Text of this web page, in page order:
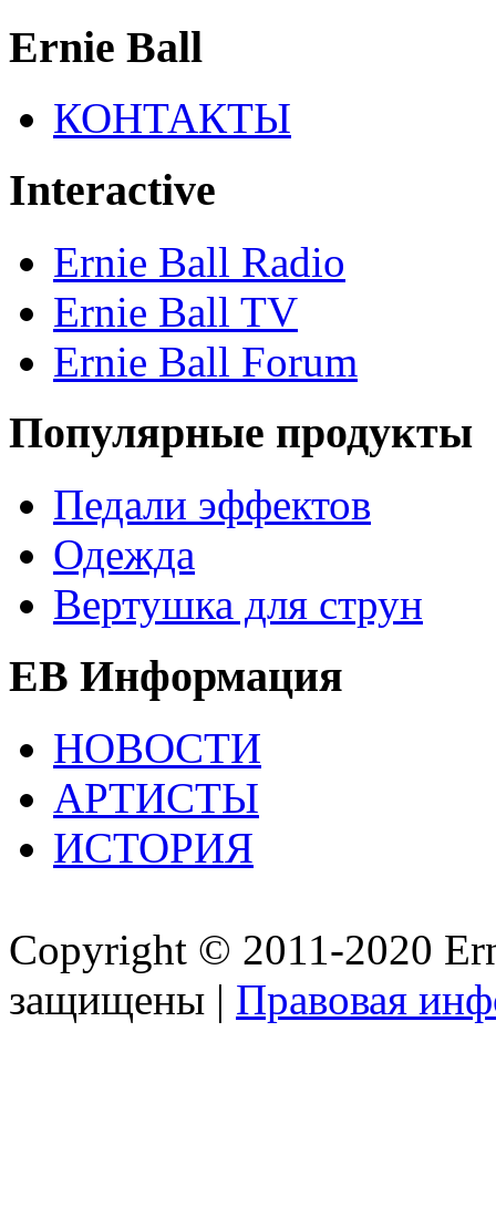
Ernie Ball
КОНТАКТЫ
Interactive
Ernie Ball Radio
Ernie Ball TV
Ernie Ball Forum
Популярные продукты
Педали эффектов
Одежда
Вертушка для струн
EB Информация
НОВОСТИ
АРТИСТЫ
ИСТОРИЯ
Copyright © 2011-2020
защищены | Правовая